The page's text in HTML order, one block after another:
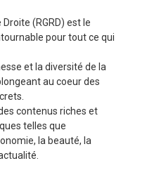
(RGRD) est le
pour tout ce qui
et la diversité de la
au coeur des
contenus riches et
telles que
la beauté, la